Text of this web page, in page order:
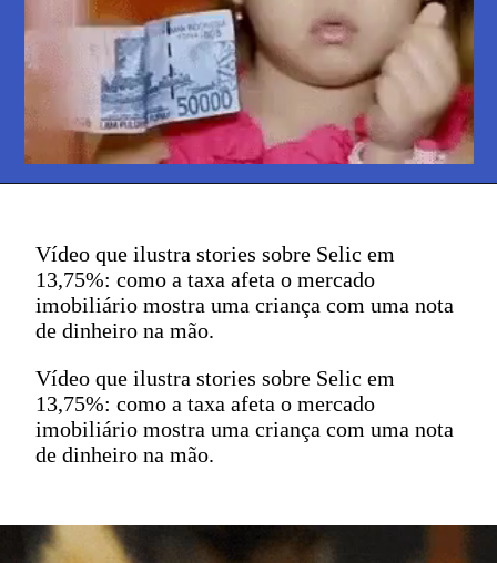
Vídeo que ilustra stories sobre Selic em
13,75%: como a taxa afeta o mercado
imobiliário mostra uma criança com uma nota
de dinheiro na mão.
Vídeo que ilustra stories sobre Selic em
13,75%: como a taxa afeta o mercado
imobiliário mostra uma criança com uma nota
de dinheiro na mão.